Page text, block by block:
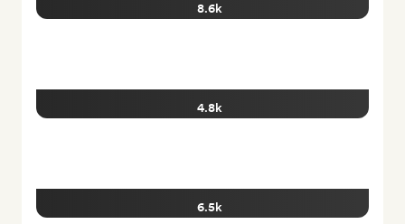
8.6k
4.8k
6.5k